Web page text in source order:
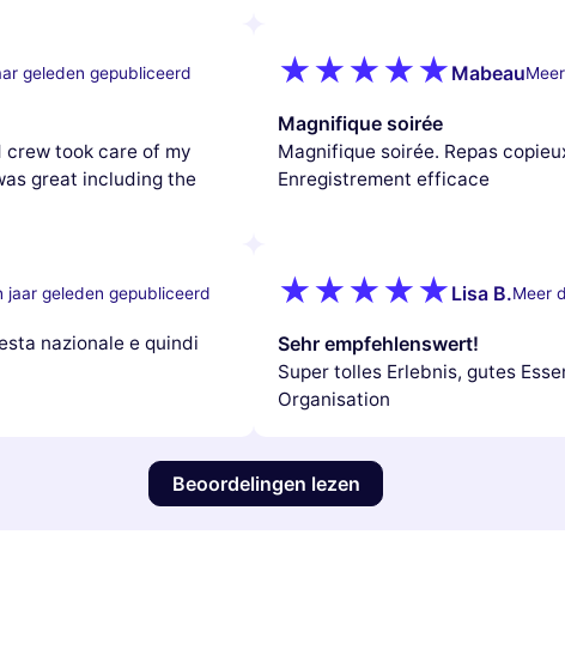
geleden gepubliceerd
took care of my
great including the
Mabeau
Magnifique soirée
Magnifique soirée. Repas
Enregistrement efficace
jaar geleden gepubliceerd
nazionale e quindi
Lisa B.Meer
Sehr empfehlenswert!
Super tolles Erlebnis, gutes
Organisation
Beoordelingen lezen